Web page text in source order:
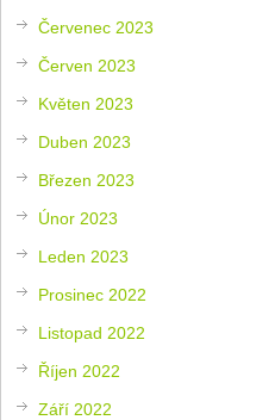
Červenec 2023
Červen 2023
Květen 2023
Duben 2023
Březen 2023
Únor 2023
Leden 2023
Prosinec 2022
Listopad 2022
Říjen 2022
Září 2022